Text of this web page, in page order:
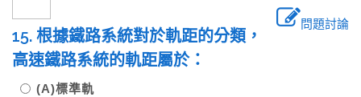
問題討論
15. 根據鐵路系統對於軌距的分類，
高速鐵路系統的軌距屬於：
(A)標準軌